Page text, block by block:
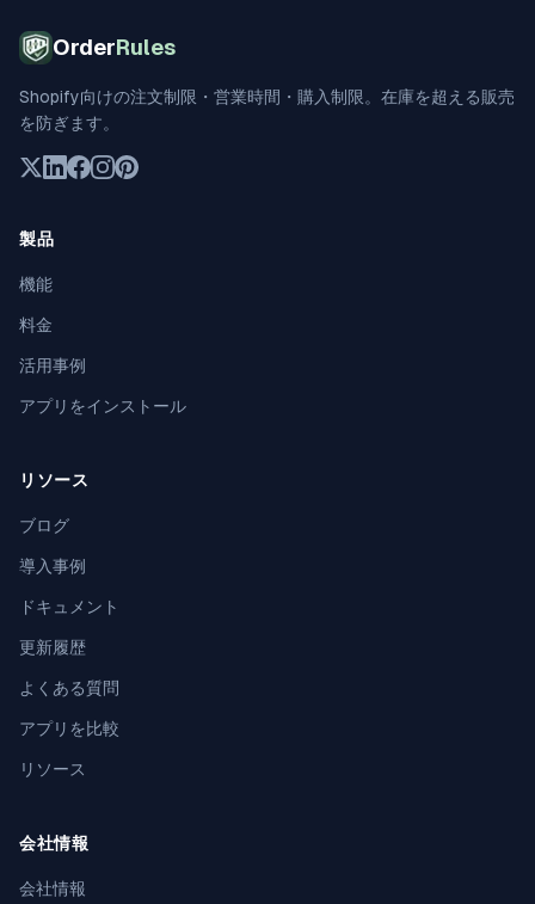
OrderRules
Shopify向けの注文制限・営業時間・購入制限。在庫を超える販売
を防ぎます。
製品
機能
料金
活用事例
アプリをインストール
リソース
ブログ
導入事例
ドキュメント
更新履歴
よくある質問
アプリを比較
リソース
会社情報
会社情報